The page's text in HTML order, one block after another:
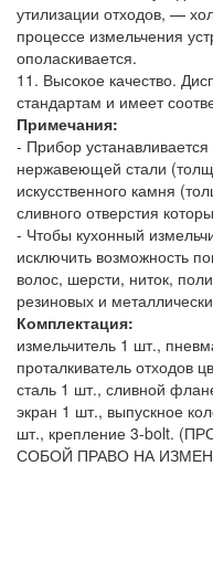
утилизации отходов, —
процессе измельчения
ополаскивается.
11. Высокое качество.
стандартам и имеет
Примечания:
- Прибор
нержавеющей стали
искусственного камня
сливного отверстия
- Чтобы кухонный
исключить возможность
волос, шерсти, ниток,
резиновых и
Комплектация:
измельчитель 1 шт.,
проталкиватель отходов
сталь 1 шт., сливной
экран 1 шт., выпускное
шт., крепление 3-bolt.
СОБОЙ ПРАВО НА